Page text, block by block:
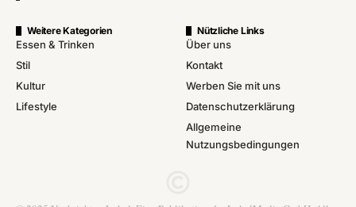
Weitere Kategorien
Essen & Trinken
Stil
Kultur
Lifestyle
Nützliche Links
Über uns
Kontakt
Werben Sie mit uns
Datenschutzerklärung
Allgemeine
Nutzungsbedingungen